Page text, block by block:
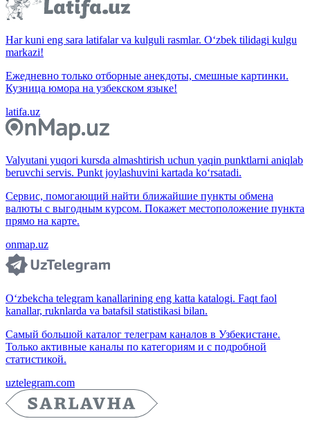
Har kuni eng sara latifalar va kulguli rasmlar. O‘zbek tilidagi kulgu
markazi!
Ежедневно только отборные анекдоты, смешные картинки.
Кузница юмора на узбекском языке!
latifa.uz
Valyutani yuqori kursda almashtirish uchun yaqin punktlarni aniqlab
beruvchi servis. Punkt joylashuvini kartada ko‘rsatadi.
Сервис, помогающий найти ближайшие пункты обмена
валюты с выгодным курсом. Покажет местоположение пункта
прямо на карте.
onmap.uz
O‘zbekcha telegram kanallarining eng katta katalogi. Faqt faol
kanallar, ruknlarda va batafsil statistikasi bilan.
Самый большой каталог телеграм каналов в Узбекистане.
Только активные каналы по категориям и с подробной
статистикой.
uztelegram.com